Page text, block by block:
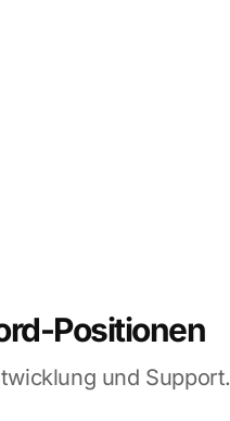
Positionen
und Support.